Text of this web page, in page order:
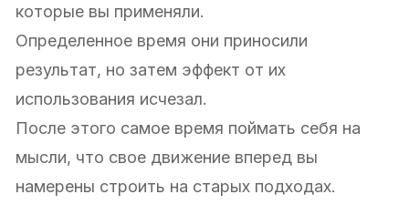
которые вы применяли.
Определенное время они приносили
результат, но затем эффект от их
использования исчезал.
После этого самое время поймать себя на
мысли, что свое движение вперед вы
намерены строить на старых подходах.